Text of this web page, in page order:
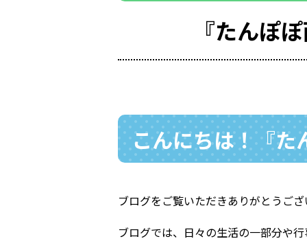
『たんぽ
こんにちは！『
ブログをご覧いただきありがとうご
ブログでは、日々の生活の一部分や